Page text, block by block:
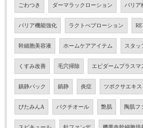
ごわつき ダーマラックローション バリア
バリア機能強化 ラクトぺプローション
幹細胞美容液 ホームケアアイテム スタッ
くすみ改善 毛穴掃除 エピダームプラスマ
鎮静パック 鎮静 炎症 ツボクサエキス
びたみんA バクチオール 艶肌 陶肌フ